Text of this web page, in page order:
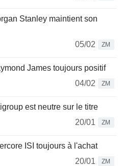
Stanley maintient son
05/02
ZM
James toujours positif
04/02
ZM
est neutre sur le titre
20/01
ZM
ISI toujours à l'achat
20/01
ZM